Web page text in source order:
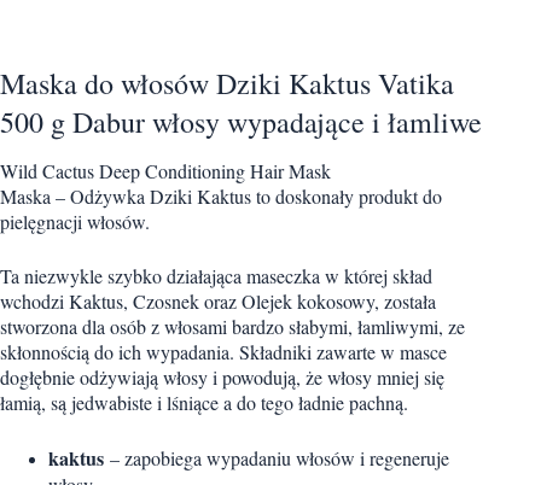
Maska do włosów Dziki Kaktus Vatika
500 g Dabur włosy wypadające i łamliwe
Wild Cactus Deep Conditioning Hair Mask
Maska – Odżywka Dziki Kaktus to doskonały produkt do
pielęgnacji włosów.
Ta niezwykle szybko działająca maseczka w której skład
wchodzi Kaktus, Czosnek oraz Olejek kokosowy, została
stworzona dla osób z włosami bardzo słabymi, łamliwymi, ze
skłonnością do ich wypadania. Składniki zawarte w masce
dogłębnie odżywiają włosy i powodują, że włosy mniej się
łamią, są jedwabiste i lśniące a do tego ładnie pachną.
kaktus – zapobiega wypadaniu włosów i regeneruje